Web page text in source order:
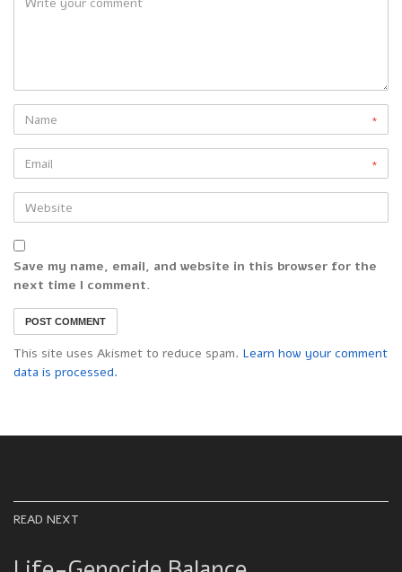
*
*
Save my name, email, and website in this browser for the
next time I comment.
This site uses Akismet to reduce spam. Learn how your comment
data is processed.
READ NEXT